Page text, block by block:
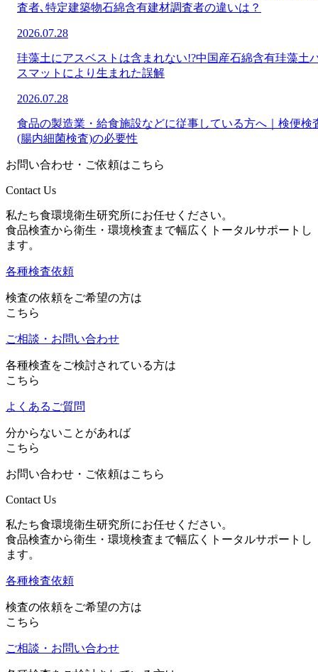
査者､特定建築物石綿含有建材調査者の違いは？
2026.07.28
珪藻土にアスベストは含まれない!?中国産石綿含有珪藻土
スマットにより生まれた誤解
2026.07.28
食品の製造業・給食施設などに従事している方へ｜検便検
(腸内細菌検査)の必要性
お問い合わせ・ご依頼はこちら
Contact Us
私たち食環境衛生研究所にお任せください。
食品検査から衛生・環境検査まで幅広くトータルサポートし
ます。
各種検査依頼
検査の依頼をご希望の方は
こちら
ご相談・お問い合わせ
各種検査をご検討されている方は
こちら
よくあるご質問
分からないことがあれば
こちら
お問い合わせ・ご依頼はこちら
Contact Us
私たち食環境衛生研究所にお任せください。
食品検査から衛生・環境検査まで幅広くトータルサポートし
ます。
各種検査依頼
検査の依頼をご希望の方は
こちら
ご相談・お問い合わせ